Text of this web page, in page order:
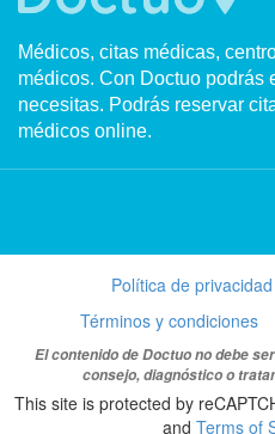
Médicos, citas médicas,
médicos. Con Doctuo podrás
necesitas. Podrás reservar
médicos online.
Política de privacidad
Términos y condiciones
El contenido de Doctuo no debe
consejo, diagnóstico o
This site is protected by
and Terms of